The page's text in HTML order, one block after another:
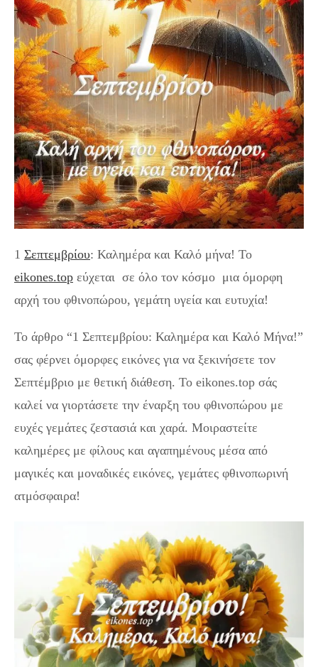
1 Σεπτεμβρίου: Καλημέρα και Καλό μήνα! Το
eikones.top εύχεται σε όλο τον κόσμο μια όμορφη
αρχή του φθινοπώρου, γεμάτη υγεία και ευτυχία!
Το άρθρο “1 Σεπτεμβρίου: Καλημέρα και Καλό Μήνα!”
σας φέρνει όμορφες εικόνες για να ξεκινήσετε τον
Σεπτέμβριο με θετική διάθεση. Το eikones.top σάς
καλεί να γιορτάσετε την έναρξη του φθινοπώρου με
ευχές γεμάτες ζεστασιά και χαρά. Μοιραστείτε
καλημέρες με φίλους και αγαπημένους μέσα από
μαγικές και μοναδικές εικόνες, γεμάτες φθινοπωρινή
ατμόσφαιρα!